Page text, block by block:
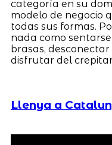
categoría en su
modelo de negocio
todas sus formas.
nada como
brasas,
disfrutar del
Llenya a